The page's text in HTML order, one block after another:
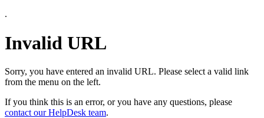
.
Invalid URL
Sorry, you have entered an invalid URL. Please select a valid link
from the menu on the left.
If you think this is an error, or you have any questions, please
contact our HelpDesk team.